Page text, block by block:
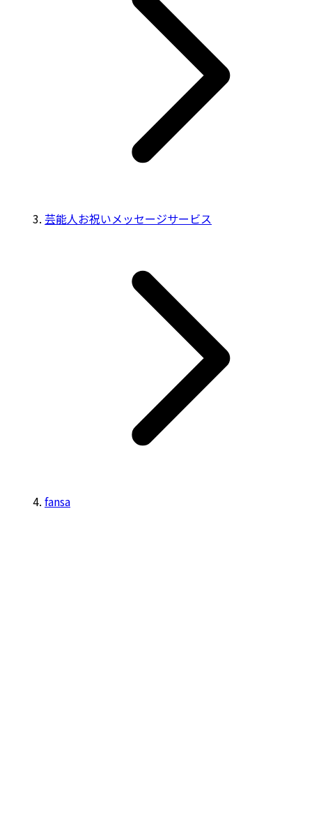
芸能人お祝いメッセージサービス
fansa